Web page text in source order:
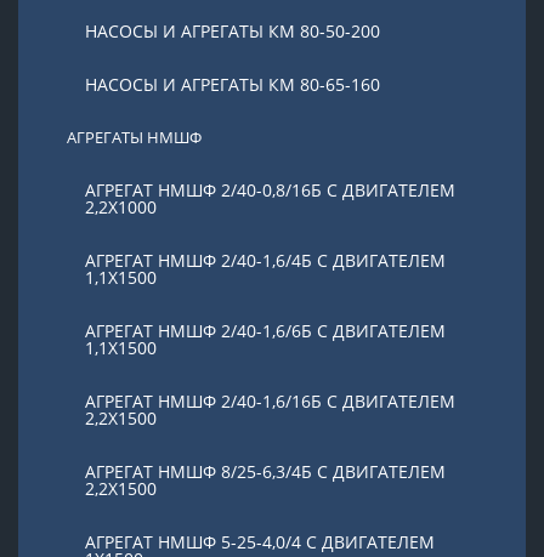
НАСОСЫ И АГРЕГАТЫ КМ 80-50-200
НАСОСЫ И АГРЕГАТЫ КМ 80-65-160
АГРЕГАТЫ НМШФ
АГРЕГАТ НМШФ 2/40-0,8/16Б С ДВИГАТЕЛЕМ
2,2Х1000
АГРЕГАТ НМШФ 2/40-1,6/4Б С ДВИГАТЕЛЕМ
1,1Х1500
АГРЕГАТ НМШФ 2/40-1,6/6Б С ДВИГАТЕЛЕМ
1,1Х1500
АГРЕГАТ НМШФ 2/40-1,6/16Б С ДВИГАТЕЛЕМ
2,2Х1500
АГРЕГАТ НМШФ 8/25-6,3/4Б С ДВИГАТЕЛЕМ
2,2Х1500
АГРЕГАТ НМШФ 5-25-4,0/4 С ДВИГАТЕЛЕМ